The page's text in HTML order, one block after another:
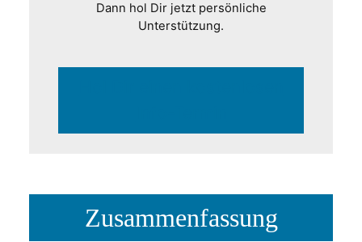
Dann hol Dir jetzt persönliche
Unterstützung.
Zusammenfassung